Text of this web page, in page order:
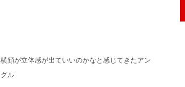
横顔が立体感が出ていいのかなと感じてきたアン
グル